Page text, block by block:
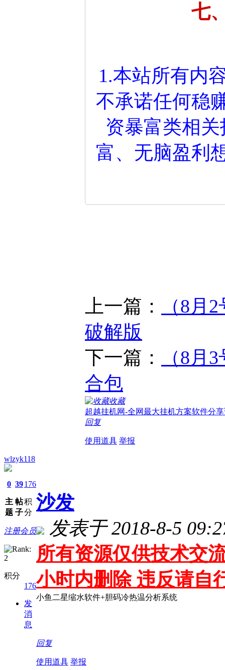
七
1.本站所有内
不承诺任何稳
资暴富类相
富、无脑盈利
上一篇：
（8月
破解版
下一篇：
（8月
合包
收藏
超越挂机网-全网最大挂机方案软件分
回复
使用道具 举报
wlzyk118
0
主
题
39
帖
子
176
积
分
注册会员
积分
176
发
消
息
沙发
发表于 2018-8-5
所有资源仅供技术交
小时内删除 违反请自
小鱼二星缩水软件+胆码冷热温分析系统
回复
使用道具 举报